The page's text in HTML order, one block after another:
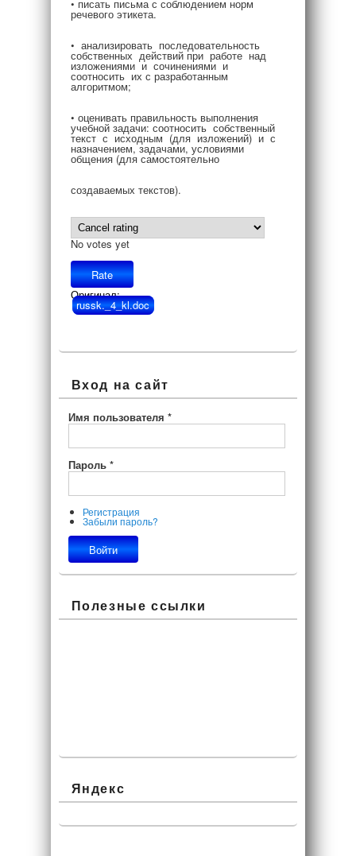
• писать письма с соблюдением норм
речевого этикета.
• анализировать последовательность
собственных действий при работе над
изложениями и сочинениями и
соотносить их с разработанным
алгоритмом;
• оценивать правильность выполнения
учебной задачи: соотносить собственный
текст с исходным (для изложений) и с
назначением, задачами, условиями
общения (для самостоятельно
создаваемых текстов).
No votes yet
Оригинал:
russk._4_kl.doc
Вход на сайт
Имя пользователя *
Пароль *
Регистрация
Забыли пароль?
Полезные ссылки
Яндекс